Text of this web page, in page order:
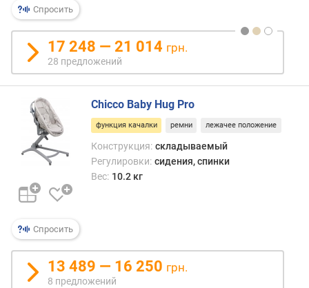
ч
е
с
т
р
е
д
л
ж
е
и
й
м
Спросить
17 248 — 21 014 грн.
28 предложений
Спросить
Chicco Baby Hug Pro
функция качалки ремни лежачее положение
Конструкция: складываемый
Регулировки: сидения, спинки
Вес: 10.2 кг
13 489 — 16 250 грн.
8 предложений